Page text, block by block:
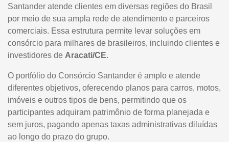
Santander atende clientes em diversas regiões do Brasil
por meio de sua ampla rede de atendimento e parceiros
comerciais. Essa estrutura permite levar soluções em
consórcio para milhares de brasileiros, incluindo clientes e
investidores de Aracati/CE.
O portfólio do Consórcio Santander é amplo e atende
diferentes objetivos, oferecendo planos para carros, motos,
imóveis e outros tipos de bens, permitindo que os
participantes adquiram patrimônio de forma planejada e
sem juros, pagando apenas taxas administrativas diluídas
ao longo do prazo do grupo.